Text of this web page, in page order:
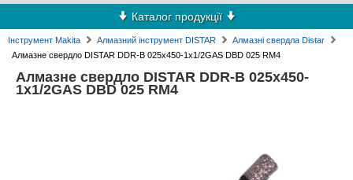
Каталог продукції
Інструмент Makita Алмазний інструмент DISTAR
Алмазні свердла Distar
Алмазне свердло DISTAR DDR-B 025x450-1x1/2GAS DBD 025 RM4
Алмазне свердло DISTAR DDR-B 025x450-
1x1/2GAS DBD 025 RM4